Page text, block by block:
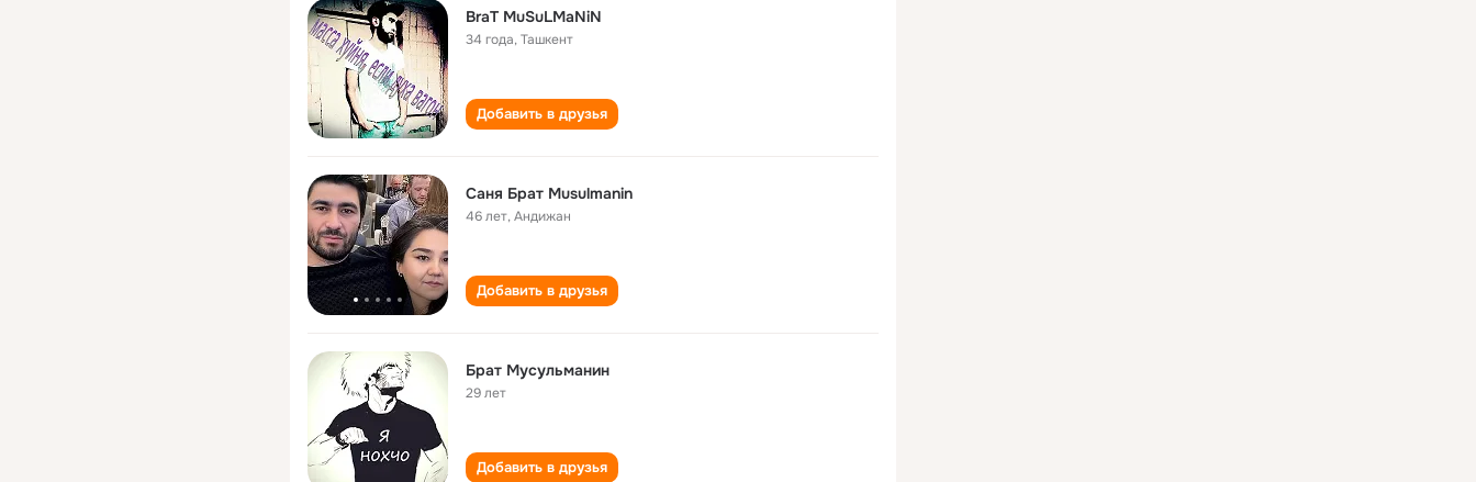
BraT MuSuLMaNiN
34 года,Ташкент
Добавить в друзья
Саня Брат Musulmanin
46 лет,Андижан
Добавить в друзья
Брат Мусульманин
29 лет
Добавить в друзья